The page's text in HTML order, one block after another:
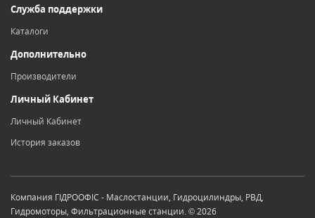
Служба поддержки
Каталоги
Дополнительно
Производители
Личный Кабинет
Личный Кабинет
История заказов
Компания ГІДРООФІС - Маслостанции, Гидроцилиндры, РВД,
Гидромоторы, Фильтрационные станции. © 2026